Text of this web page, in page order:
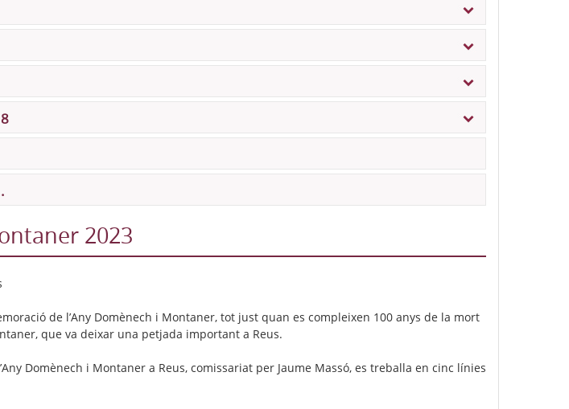
2023
de l’Any Domènech i Montaner, tot just quan es compleixen 100 anys de la mort
que va deixar una petjada important a Reus.
Domènech i Montaner a Reus, comissariat per Jaume Massó, es treballa en cinc línies